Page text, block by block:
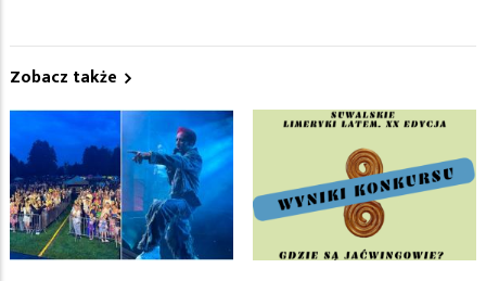
Zobacz także